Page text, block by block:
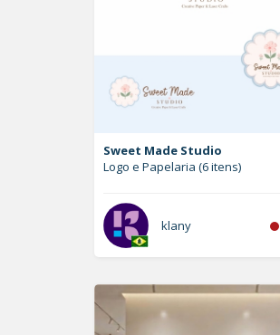
Sweet Made Studio
Logo e Papelaria (6 itens)
klany